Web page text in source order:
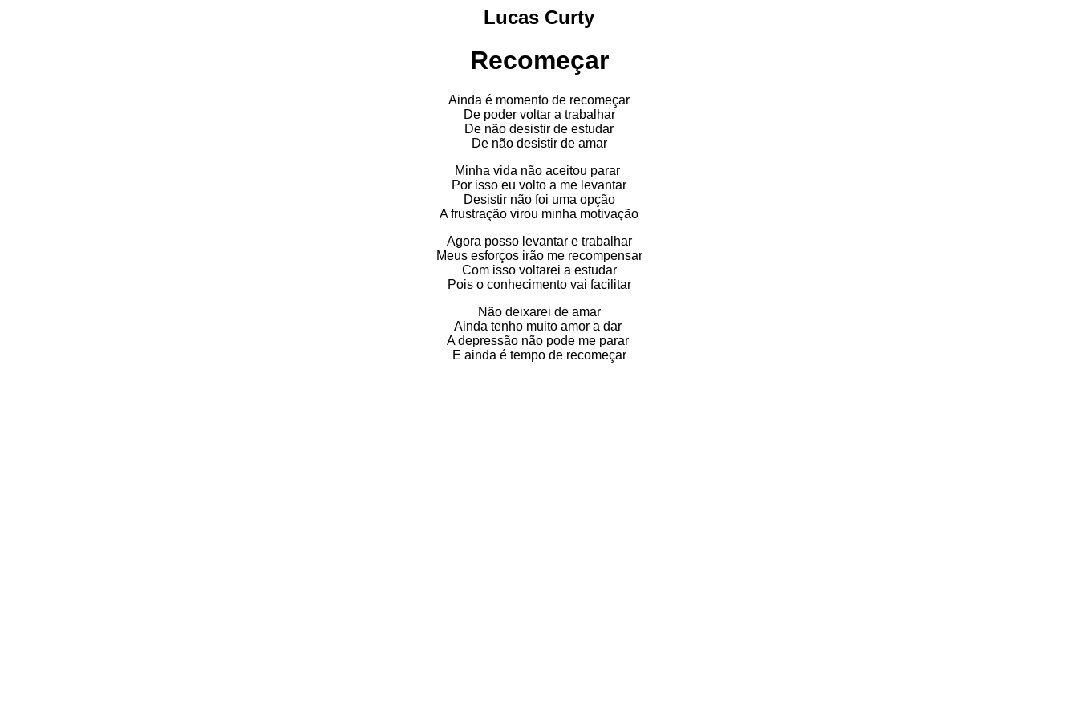
Lucas Curty
Recomeçar
Ainda é momento de recomeçar
De poder voltar a trabalhar
De não desistir de estudar
De não desistir de amar
Minha vida não aceitou parar
Por isso eu volto a me levantar
Desistir não foi uma opção
A frustração virou minha motivação
Agora posso levantar e trabalhar
Meus esforços irão me recompensar
Com isso voltarei a estudar
Pois o conhecimento vai facilitar
Não deixarei de amar
Ainda tenho muito amor a dar
A depressão não pode me parar
E ainda é tempo de recomeçar